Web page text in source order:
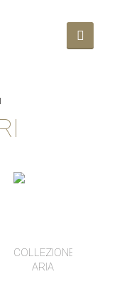
COLLEZIONE
ARIA